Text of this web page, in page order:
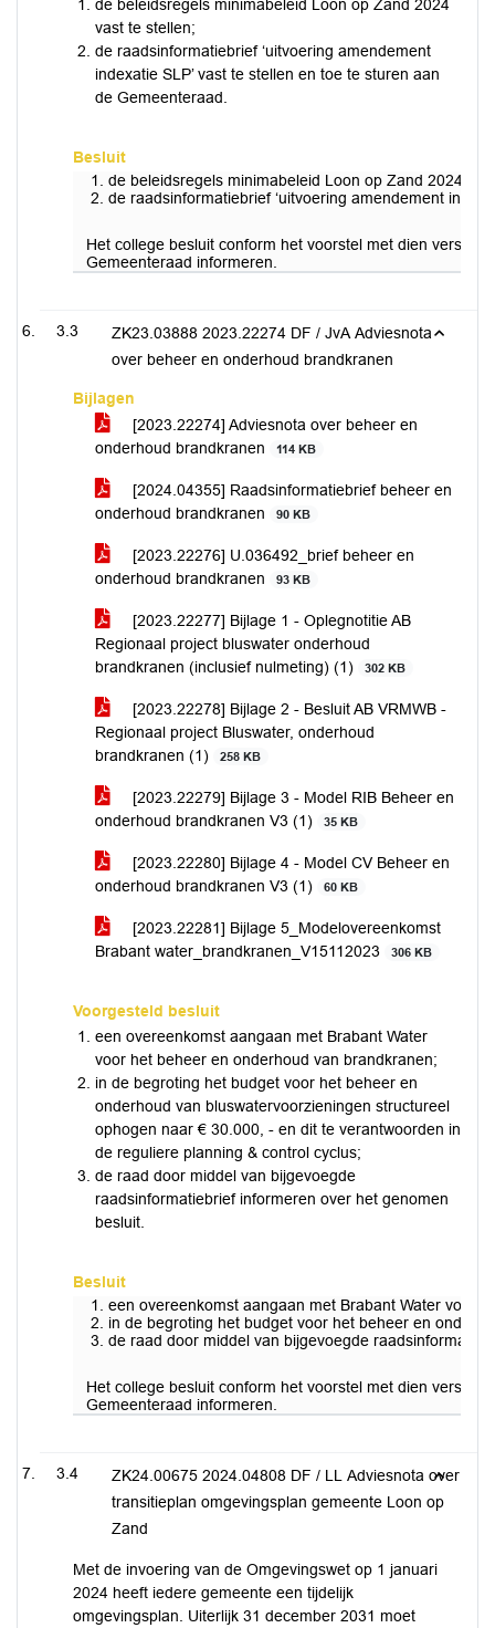
de beleidsregels minimabeleid Loon op Zand 2024
vast te stellen;
de raadsinformatiebrief ‘uitvoering amendement
indexatie SLP’ vast te stellen en toe te sturen aan
de Gemeenteraad.
Besluit
de beleidsregels minimabeleid Loon op Zand 2024
de raadsinformatiebrief ‘uitvoering amendement
Het college besluit conform het voorstel met dien
Gemeenteraad informeren.
3.3
ZK23.03888 2023.22274 DF / JvA Adviesnota
over beheer en onderhoud brandkranen
Bijlagen
[2023.22274] Adviesnota over beheer en
onderhoud brandkranen
114 KB
[2024.04355] Raadsinformatiebrief beheer en
onderhoud brandkranen
90 KB
[2023.22276] U.036492_brief beheer en
onderhoud brandkranen
93 KB
[2023.22277] Bijlage 1 - Oplegnotitie AB
Regionaal project bluswater onderhoud
brandkranen (inclusief nulmeting) (1)
302 KB
[2023.22278] Bijlage 2 - Besluit AB VRMWB -
Regionaal project Bluswater, onderhoud
brandkranen (1)
258 KB
[2023.22279] Bijlage 3 - Model RIB Beheer en
onderhoud brandkranen V3 (1)
35 KB
[2023.22280] Bijlage 4 - Model CV Beheer en
onderhoud brandkranen V3 (1)
60 KB
[2023.22281] Bijlage 5_Modelovereenkomst
Brabant water_brandkranen_V15112023
306 KB
Voorgesteld besluit
een overeenkomst aangaan met Brabant Water
voor het beheer en onderhoud van brandkranen;
in de begroting het budget voor het beheer en
onderhoud van bluswatervoorzieningen structureel
ophogen naar € 30.000, - en dit te verantwoorden in
de reguliere planning & control cyclus;
de raad door middel van bijgevoegde
raadsinformatiebrief informeren over het genomen
besluit.
Besluit
een overeenkomst aangaan met Brabant Water voor
in de begroting het budget voor het beheer en
de raad door middel van bijgevoegde
Het college besluit conform het voorstel met dien
Gemeenteraad informeren.
3.4
ZK24.00675 2024.04808 DF / LL Adviesnota over
transitieplan omgevingsplan gemeente Loon op
Zand
Met de invoering van de Omgevingswet op 1 januari
2024 heeft iedere gemeente een tijdelijk
omgevingsplan. Uiterlijk 31 december 2031 moet